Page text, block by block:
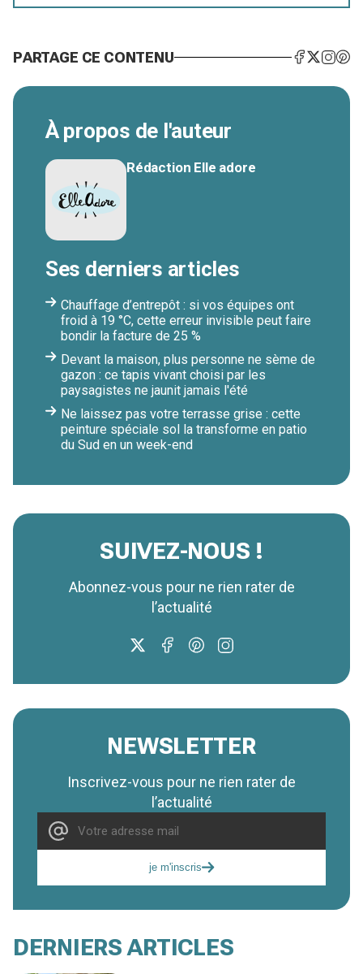
PARTAGE CE CONTENU
À propos de l'auteur
Rédaction Elle adore
Ses derniers articles
Chauffage d’entrepôt : si vos équipes ont
froid à 19 °C, cette erreur invisible peut faire
bondir la facture de 25 %
Devant la maison, plus personne ne sème de
gazon : ce tapis vivant choisi par les
paysagistes ne jaunit jamais l'été
Ne laissez pas votre terrasse grise : cette
peinture spéciale sol la transforme en patio
du Sud en un week-end
SUIVEZ-NOUS !
Abonnez-vous pour ne rien rater de
l’actualité
NEWSLETTER
Inscrivez-vous pour ne rien rater de
l’actualité
je m'inscris
DERNIERS ARTICLES